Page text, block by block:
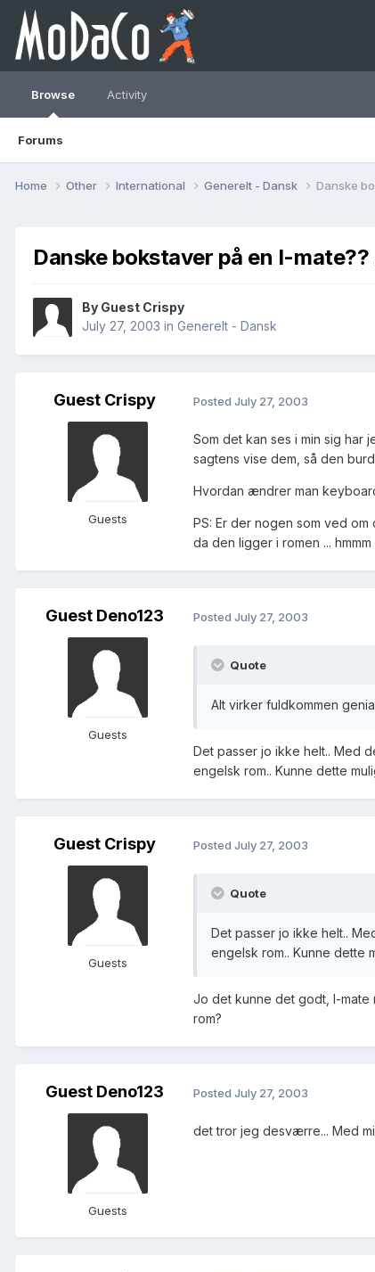
Browse
Forums
Activity
Home Other International Generelt - Dansk Danske
Danske bokstaver på en I-
By Guest Crispy
July 27, 2003 in Generelt - Dansk
Guest Crispy
Guests
Posted July 27, 2003
Som det kan ses i min sig har
sagtens vise dem, så den
Hvordan ændrer man
PS: Er der nogen som ved
da den ligger i romen ... hmmm
Guest Deno123
Guests
Posted July 27, 2003
Quote
Alt virker fuldkommen
Det passer jo ikke helt.. Med
engelsk rom.. Kunne dette
Guest Crispy
Guests
Posted July 27, 2003
Quote
Det passer jo ikke helt..
engelsk rom.. Kunne dette
Jo det kunne det godt, I-mate
rom?
Guest Deno123
Guests
Posted July 27, 2003
det tror jeg desværre... Med